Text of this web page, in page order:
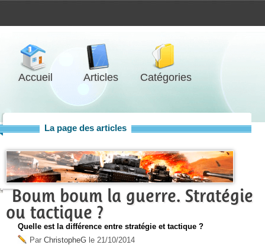
Accueil Articles Catégories
La page des articles
Boum boum la guerre. Stratégie
ou tactique ?
Quelle est la différence entre stratégie et tactique ?
Par ChristopheG le 21/10/2014